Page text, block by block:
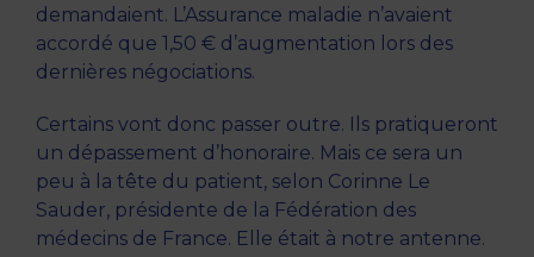
demandaient. L’Assurance maladie n’avaient
accordé que 1,50 € d’augmentation lors des
dernières négociations.
Certains vont donc passer outre. Ils pratiqueront
un dépassement d’honoraire. Mais ce sera un
peu à la tête du patient, selon Corinne Le
Sauder, présidente de la Fédération des
médecins de France. Elle était à notre antenne.